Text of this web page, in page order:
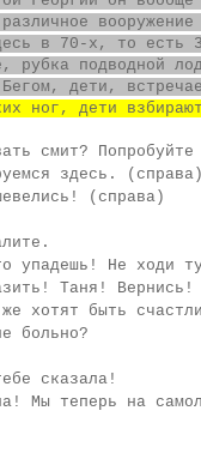
в 70-х, то есть
рубка подводной
Бегом, дети,
ног, дети
смит?
здесь.
(справа)
упадешь! Не ходи
Таня! Вернись!
хотят быть
больно?
сказала!
Мы теперь на